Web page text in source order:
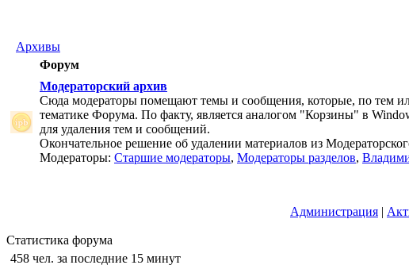
Архивы
Форум
Модераторский архив
Сюда модераторы помещают темы и сообщения, которые, по тем
тематике Форума. По факту, является аналогом "Корзины" в
для удаления тем и сообщений.
Окончательное решение об удалении материалов из
Модераторы: Старшие модераторы, Модераторы разделов,
Администрация |
Статистика форума
458 чел. за последние 15 минут